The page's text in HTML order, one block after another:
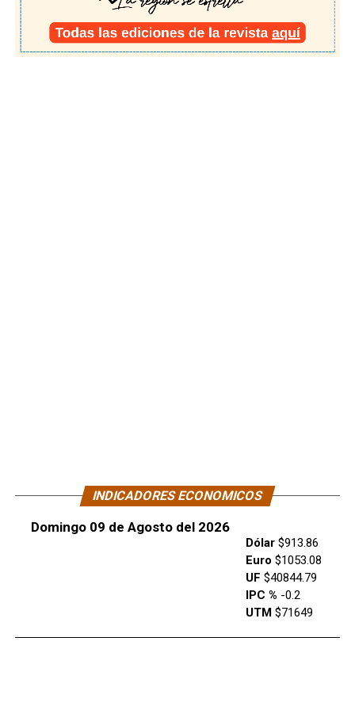
INDICADORES ECONOMICOS
Domingo 09 de Agosto del 2026
Dólar$913.86
Euro $1053.08
UF $40844.79
IPC % -0.2
UTM$71649